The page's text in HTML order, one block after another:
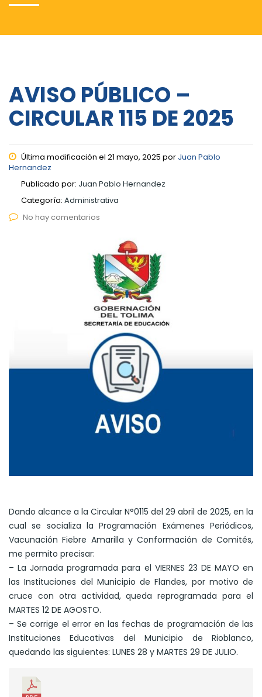
AVISO PÚBLICO –
CIRCULAR 115 DE 2025
Última modificación el 21 mayo, 2025 por Juan Pablo
Hernandez
Publicado por: Juan Pablo Hernandez
Categoría: Administrativa
No hay comentarios
Dando alcance a la Circular N°0115 del 29 abril de 2025, en la
cual se socializa la Programación Exámenes Periódicos,
Vacunación Fiebre Amarilla y Conformación de Comités,
me permito precisar:
– La Jornada programada para el VIERNES 23 DE MAYO en
las Instituciones del Municipio de Flandes, por motivo de
cruce con otra actividad, queda reprogramada para el
MARTES 12 DE AGOSTO.
– Se corrige el error en las fechas de programación de las
Instituciones Educativas del Municipio de Rioblanco,
quedando las siguientes: LUNES 28 y MARTES 29 DE JULIO.